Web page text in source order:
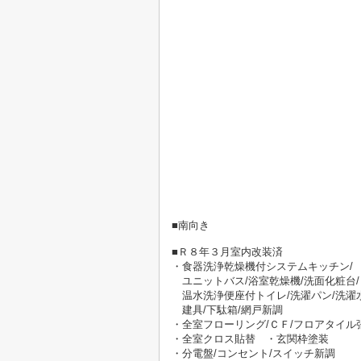
■南向き
■Ｒ８年３月室内改装済
・食器洗浄乾燥機付システムキッチン/
ユニットバス/浴室乾燥機/洗面化粧台/
温水洗浄便座付トイレ/洗濯パン/洗濯
建具/下駄箱/網戸新調
・全室フローリング/ＣＦ/フロアタイル
・全室クロス貼替 ・玄関枠塗装
・分電盤/コンセント/スイッチ新調